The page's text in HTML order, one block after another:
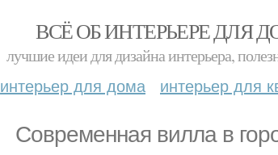
ВСЁ ОБ ИНТЕРЬЕРЕ ДЛЯ
лучшие идеи для дизайна интерьера,
интерьер для дома интерьер для
Современная вилла в